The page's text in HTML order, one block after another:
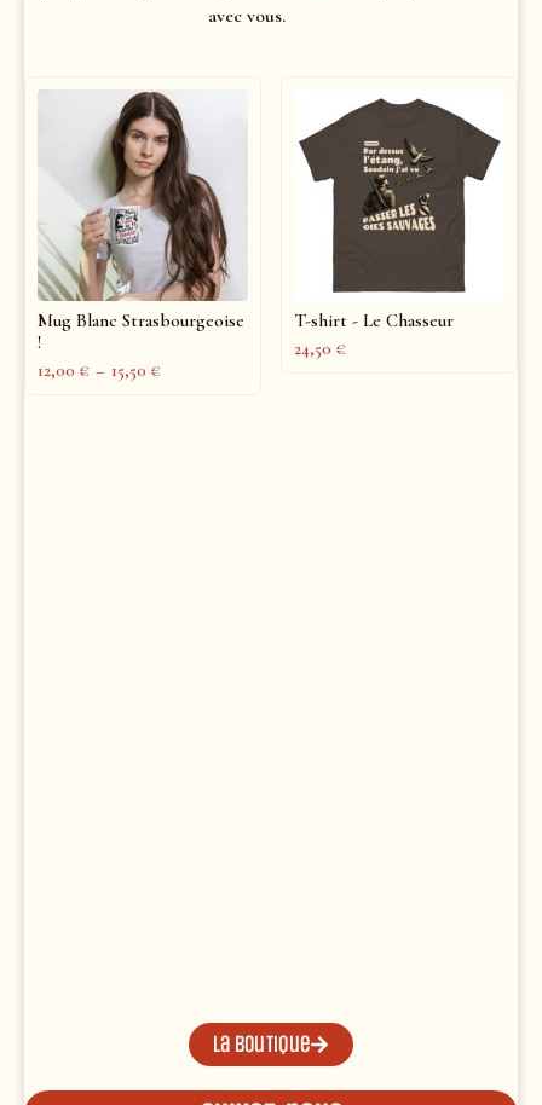
avec vous.
Mug Blanc Strasbourgeoise
!
12,00 € – 15,50 €
T-shirt - Le Chasseur
24,50 €
La boutique